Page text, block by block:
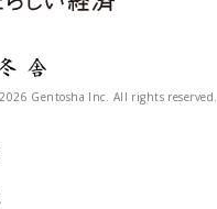
Gentosha Inc. All rights reserved.